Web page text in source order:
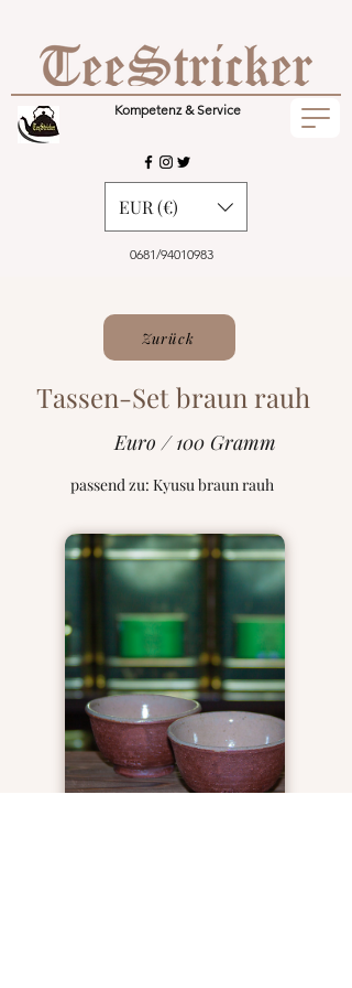
Kompetenz & Service
0681/94010983
EUR (€)
Zurück
Tassen-Set braun rauh
Euro / 100 Gramm
passend zu: Kyusu braun rauh